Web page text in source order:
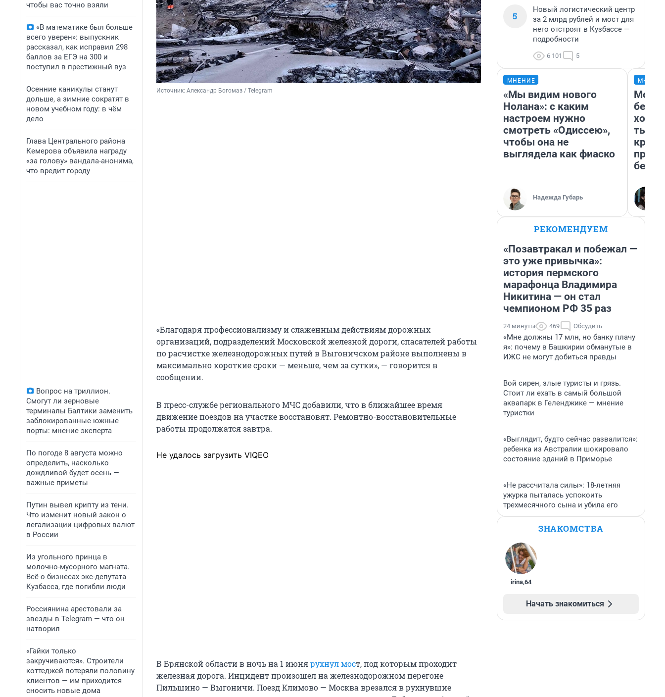
чтобы вас точно взяли
«В математике был больше
всего уверен»: выпускник
рассказал, как исправил 298
баллов за ЕГЭ на 300 и
поступил в престижный вуз
Осенние каникулы станут
дольше, а зимние сократят в
новом учебном году: в чём
дело
Глава Центрального района
Кемерова объявила награду
«за голову» вандала-анонима,
что вредит городу
Вопрос на триллион.
Смогут ли зерновые
терминалы Балтики заменить
заблокированные южные
порты: мнение эксперта
По погоде 8 августа можно
определить, насколько
дождливой будет осень —
важные приметы
Путин вывел крипту из тени.
Что изменит новый закон о
легализации цифровых валют
в России
Из угольного принца в
молочно-мусорного магната.
Всё о бизнесах экс-депутата
Кузбасса, где погибли люди
Россиянина арестовали за
звезды в Telegram — что он
натворил
«Гайки только
закручиваются». Строители
коттеджей потеряли половину
клиентов — им приходится
сносить новые дома
Источник: Александр Богомаз / Telegram
«Благодаря профессионализму и слаженным действиям дорожных
организаций, подразделений Московской железной дороги, спасателей работы
по расчистке железнодорожных путей в Выгоничском районе выполнены в
максимально короткие сроки — меньше, чем за сутки», — говорится в
сообщении.
В пресс-службе регионального МЧС добавили, что в ближайшее время
движение поездов на участке восстановят. Ремонтно-восстановительные
работы продолжатся завтра.
Не удалось загрузить VIQEO
В Брянской области в ночь на 1 июнярухнул мост, под которым проходит
железная дорога. Инцидент произошел на железнодорожном перегоне
Пильшино — Выгоничи. Поезд Климово — Москва врезался в рухнувшие
5
Новый логистический центр
за 2 млрд рублей и мост для
него отстроят в Кузбассе —
подробности
6 101 5
МНЕНИЕ
«Мы видим нового
Нолана»: с каким
настроем нужно
смотреть «Одиссею»,
чтобы она не
выглядела как фиаско
Надежда Губарь
Мой
РЕКОМЕНДУЕМ
«Позавтракал и побежал —
это уже привычка»:
история пермского
марафонца Владимира
Никитина — он стал
чемпионом РФ 35 раз
24 минуты 469 Обсудить
«Мне должны 17 млн, но банку плачу
я»: почему в Башкирии обманутые в
ИЖС не могут добиться правды
Вой сирен, злые туристы и грязь.
Стоит ли ехать в самый большой
аквапарк в Геленджике — мнение
туристки
«Выглядит, будто сейчас развалится»:
ребенка из Австралии шокировало
состояние зданий в Приморье
«Не рассчитала силы»: 18-летняя
ужурка пыталась успокоить
трехмесячного сына и убила его
ЗНАКОМСТВА
irina,64
Начать знакомиться